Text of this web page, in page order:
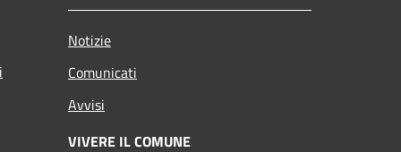
Notizie
Comunicati
Avvisi
VIVERE IL COMUNE